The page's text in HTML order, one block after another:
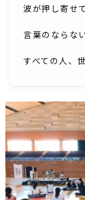
波が押し寄せ
言葉のならな
すべての人、